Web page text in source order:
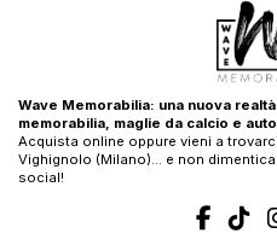
Wave Memorabilia: una nuova
memorabilia, maglie da calcio e
Acquista online oppure vieni a
Vighignolo (Milano)… e non
social!